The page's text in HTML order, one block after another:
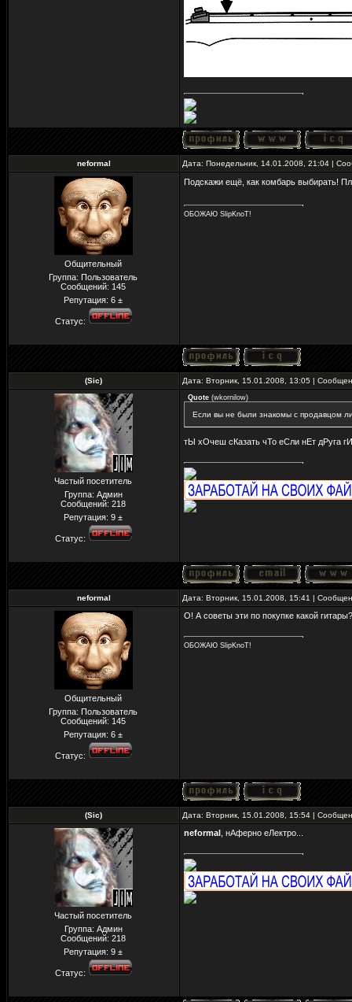
neformal Дата: Понедельник, 14.01.2008, 21:04 |
Общительный
Группа: Пользователь
Сообщений: 145
Репутация:6 ±
Статус:
Подскажи ещё, как комбарь выбирать!
ОБОЖАЮ SlipKnoT!
(Sic) Дата: Вторник, 15.01.2008, 13:05 |
Частый посетитель
Группа: Админ
Сообщений:218
Репутация:9 ±
Статус:
Quote (wkornilow)
Если вы не были знакомы с продавцом
тЫ хОчеш сКазать чТо еСли нЕт дРуга
neformal Дата: Вторник, 15.01.2008, 15:41 |
Общительный
Группа: Пользователь
Сообщений: 145
Репутация:6 ±
Статус:
О! А советы эти по покупке какой
ОБОЖАЮ SlipKnoT!
(Sic) Дата: Вторник, 15.01.2008, 15:54 |
Частый посетитель
Группа: Админ
Сообщений:218
Репутация:9 ±
Статус:
neformal , нАферно еЛектро...